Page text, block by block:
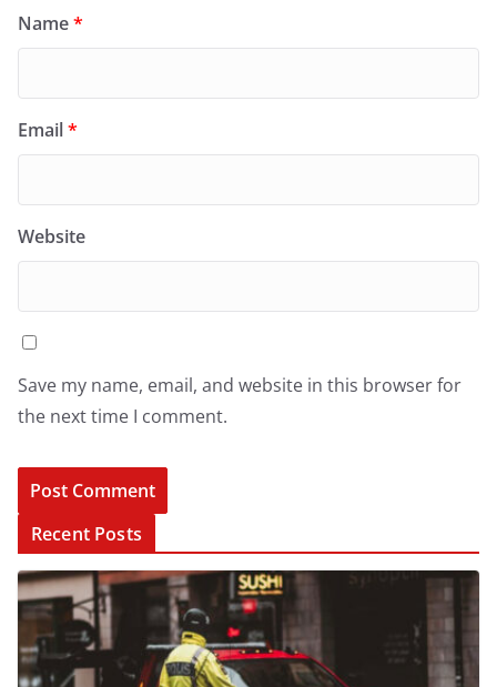
Name*
Email*
Website
Save my name, email, and website in this browser for
the next time I comment.
Recent Posts